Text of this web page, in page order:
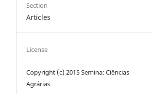
Section
Articles
License
Copyright (c) 2015 Semina: Ciências
Agrárias